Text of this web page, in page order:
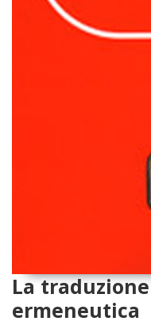
La
ermeneutica